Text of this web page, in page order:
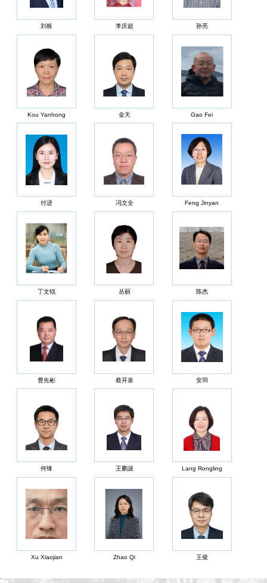
刘栋 李庆超 孙亮
Kou Yanhong 金天 Gao Fei
付进 冯文全 Feng Jinyan
丁文锐 丛丽 陈杰
曹先彬 蔡开泉 安羽
何锋 王鹏波 Lang Rongling
Xu Xiaojian Zhao Qi 王俊